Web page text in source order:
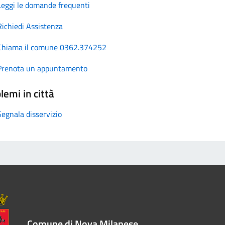
le domande frequenti
Assistenza
il comune 0362.374252
un appuntamento
in città
disservizio